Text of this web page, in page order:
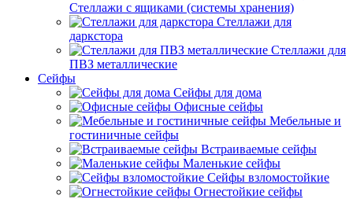
Стеллажи с ящиками (системы хранения)
Стеллажи для
даркстора
Стеллажи для
ПВЗ металлические
Сейфы
Сейфы для дома
Офисные сейфы
Мебельные и
гостиничные сейфы
Встраиваемые сейфы
Маленькие сейфы
Сейфы взломостойкие
Огнестойкие сейфы